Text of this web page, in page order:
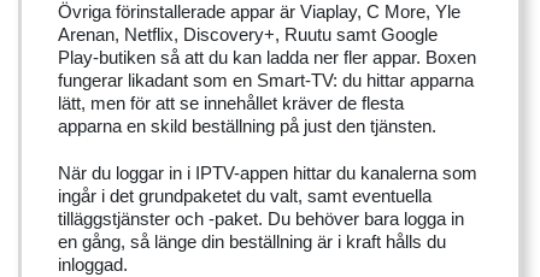
Övriga förinstallerade appar är Viaplay, C More, Yle
Arenan, Netflix, Discovery+, Ruutu samt Google
Play-butiken så att du kan ladda ner fler appar. Boxen
fungerar likadant som en Smart-TV: du hittar apparna
lätt, men för att se innehållet kräver de flesta
apparna en skild beställning på just den tjänsten.
När du loggar in i IPTV-appen hittar du kanalerna som
ingår i det grundpaketet du valt, samt eventuella
tilläggstjänster och -paket. Du behöver bara logga in
en gång, så länge din beställning är i kraft hålls du
inloggad.